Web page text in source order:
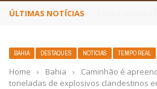
ÚLTIMAS NOTÍCIAS Poetas
BAHIA DESTAQUES NOTÍCIAS TEMPO REAL
Home › Bahia ›
Caminhão é
toneladas de explosivos clandestinos